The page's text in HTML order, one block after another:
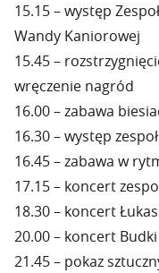
15.15 – występ
Wandy Kaniorowej
15.45 –
wręczenie nagród
16.00 – zabawa
16.30 – występ
16.45 – zabawa w
17.15 – koncert
18.30 – koncert
20.00 – koncert
21.45 – pokaz